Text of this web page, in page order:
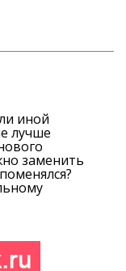
иной
лучше
заменить